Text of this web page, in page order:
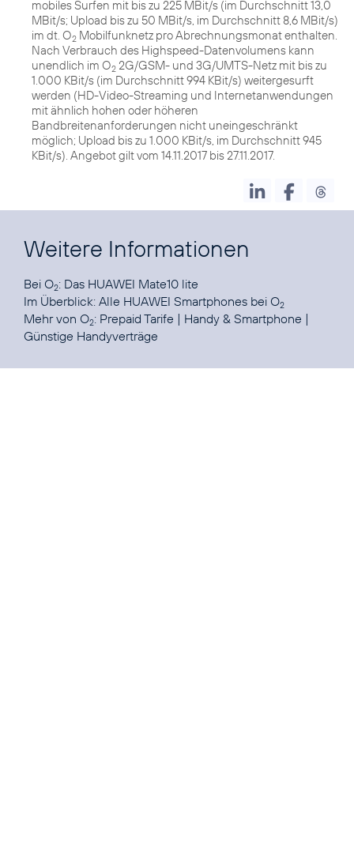
mobiles Surfen mit bis zu 225 MBit/s (im Durchschnitt 13,0
MBit/s; Upload bis zu 50 MBit/s, im Durchschnitt 8,6 MBit/s)
im dt. O2 Mobilfunknetz pro Abrechnungsmonat enthalten.
Nach Verbrauch des Highspeed-Datenvolumens kann
unendlich im O2 2G/GSM- und 3G/UMTS-Netz mit bis zu
1.000 KBit/s (im Durchschnitt 994 KBit/s) weitergesurft
werden (HD-Video-Streaming und Internetanwendungen
mit ähnlich hohen oder höheren
Bandbreitenanforderungen nicht uneingeschränkt
möglich; Upload bis zu 1.000 KBit/s, im Durchschnitt 945
KBit/s). Angebot gilt vom 14.11.2017 bis 27.11.2017.
Weitere Informationen
Bei O2: Das HUAWEI Mate10 lite
Im Überblick: Alle HUAWEI Smartphones bei O2
Mehr von O2: Prepaid Tarife | Handy & Smartphone |
Günstige Handyverträge